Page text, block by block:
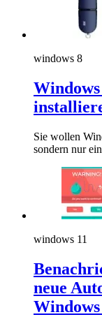
windows 8
Sie wollen
sondern nur
windows 11
neue